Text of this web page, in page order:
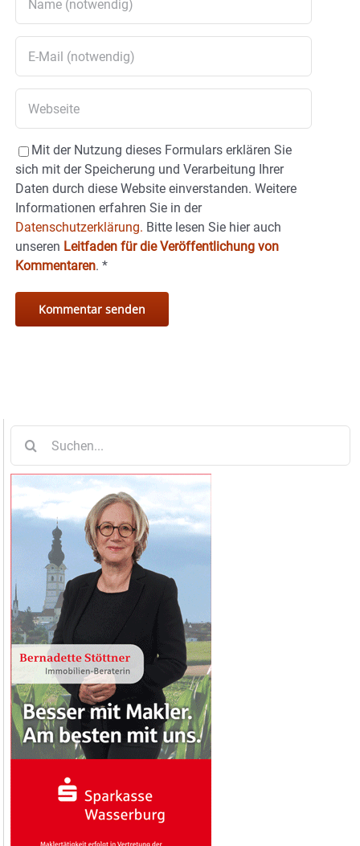
Mit der Nutzung dieses Formulars erklären Sie
sich mit der Speicherung und Verarbeitung Ihrer
Daten durch diese Website einverstanden. Weitere
Informationen erfahren Sie in der
Datenschutzerklärung. Bitte lesen Sie hier auch
unseren Leitfaden für die Veröffentlichung von
Kommentaren. *
nach: